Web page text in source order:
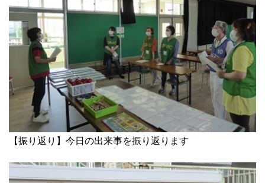
【振り返り】今日の出来事を振り返ります